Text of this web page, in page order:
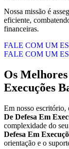
Nossa missão é
eficiente,
financeiras.
FALE COM UM
FALE COM UM
Os Melhores
Execuções
Em nosso escritório,
De Defesa Em
complexidade do
Defesa Em
orientação e o